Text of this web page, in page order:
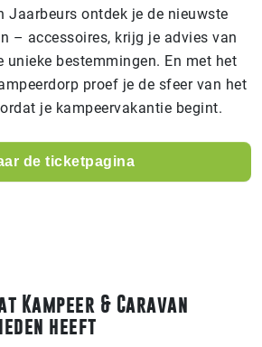
Jaarbeurs ontdek je de nieuwste
– accessoires, krijg je advies van
unieke bestemmingen. En met het
proef je de sfeer van het
je kampeervakantie begint.
de ticketpagina
Kampeer & Caravan
heeft